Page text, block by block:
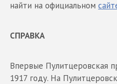
найти на официальном
СПРАВКА
Впервые Пулитцеровская
1917 году. На